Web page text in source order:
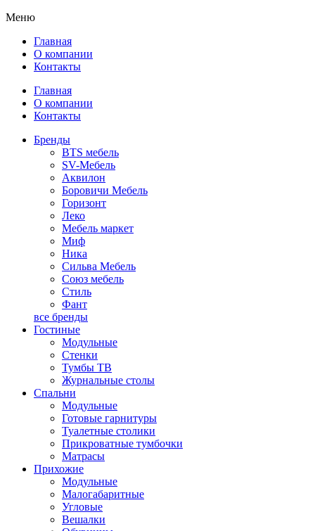
Меню
Главная
О компании
Контакты
Главная
О компании
Контакты
Бренды
BTS мебель
SV-Мебель
Аквилон
Боровичи Мебель
Горизонт
Леко
Мебель маркет
Миф
Ника
Сильва Мебель
Союз мебель
Стиль
Фант
все бренды
Гостиные
Модульные
Стенки
Тумбы ТВ
Журнальные столы
Спальни
Модульные
Готовые гарнитуры
Туалетные столики
Прикроватные тумбочки
Матрасы
Прихожие
Модульные
Малогабаритные
Угловые
Вешалки